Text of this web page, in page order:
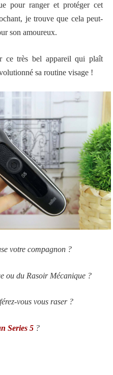
pour ranger et protéger cet
je trouve que cela peut-
son amoureux.
ce très bel appareil qui plaît
sa routine visage !
votre compagnon ?
ou du Rasoir Mécanique ?
vous vous raser ?
Series 5 ?